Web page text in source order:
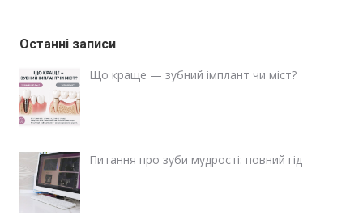
Останні записи
Що краще — зубний імплант чи міст?
Питання про зуби мудрості: повний гід